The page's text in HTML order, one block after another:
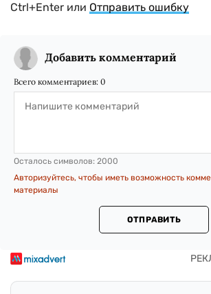
Ctrl+Enter или Отправить ошибку
Добавить комментарий
Всего комментариев: 0
Осталось символов: 2000
Авторизуйтесь, чтобы иметь возможность
материалы
ОТПРАВИТЬ